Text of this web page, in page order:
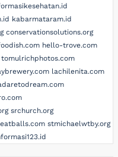
kabarmataram.id
conservationsolutions.org
hello-trove.com
tomulrichphotos.com
lachilenita.com
srchurch.org
stmichaelwtby.org